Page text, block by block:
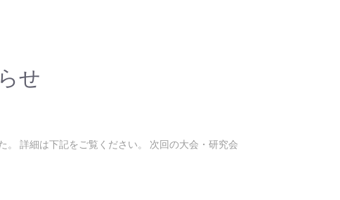
せ
詳細は下記をご覧ください。 次回の大会・研究会